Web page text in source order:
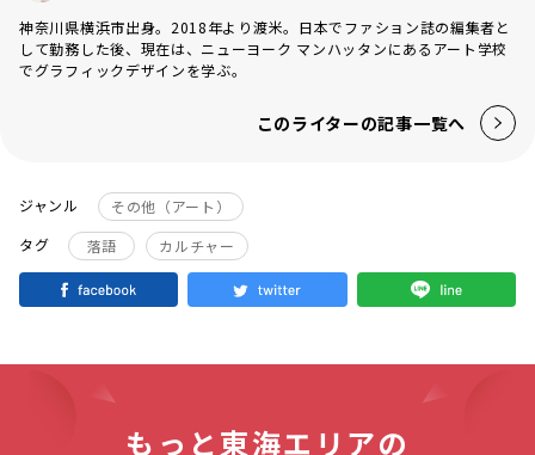
神奈川県横浜市出身。2018年より渡米。日本でファション誌の編集者と
して勤務した後、現在は、ニューヨーク マンハッタンにあるアート学校
でグラフィックデザインを学ぶ。
このライターの記事一覧へ
ジャンル
その他（アート）
タグ
落語 カルチャー
もっと東海エリアの